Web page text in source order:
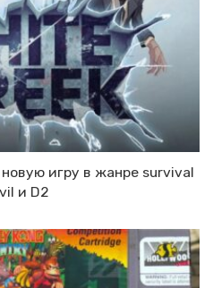
игру в жанре survival
и D2